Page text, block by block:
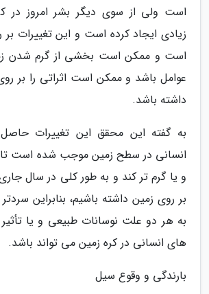
است ولی از سوی دیگر بشر امروز در
زیادی ایجاد کرده است و این تغییرات بر
است و ممکن است بخشی از گرم شدن
عوامل باشد و ممکن است اثراتی را بر
داشته باشد.
به گفته این محقق این تغییرات
انسانی در سطح زمین موجب شده است تا
و یا گرم تر کند و به طور کلی در سال
بر روی زمین داشته باشیم، بنابراین
به هر دو علت نوسانات طبیعی و یا تأثیر
های انسانی در کره زمین می تواند باشد.
بارندگی و وقوع سیل